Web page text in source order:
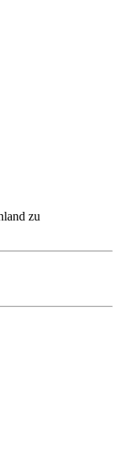
zu